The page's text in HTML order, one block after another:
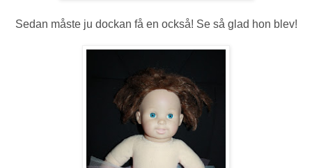
Sedan måste ju dockan få en också! Se så glad hon blev!